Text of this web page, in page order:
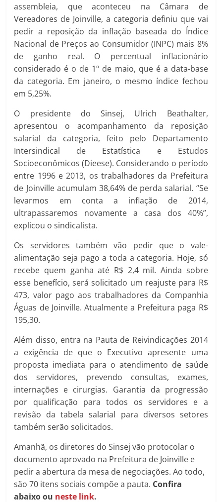
assembleia, que aconteceu na Câmara de
Vereadores de Joinville, a categoria definiu que vai
pedir a reposição da inflação baseada do Índice
Nacional de Preços ao Consumidor (INPC) mais 8%
de ganho real. O percentual inflacionário
considerado é o de 1º de maio, que é a data-base
da categoria. Em janeiro, o mesmo índice fechou
em 5,25%.
O presidente do Sinsej, Ulrich Beathalter,
apresentou o acompanhamento da reposição
salarial da categoria, feito pelo Departamento
Intersindical de Estatística e Estudos
Socioeconômicos (Dieese). Considerando o período
entre 1996 e 2013, os trabalhadores da Prefeitura
de Joinville acumulam 38,64% de perda salarial. “Se
levarmos em conta a inflação de 2014,
ultrapassaremos novamente a casa dos 40%”,
explicou o sindicalista.
Os servidores também vão pedir que o vale-
alimentação seja pago a toda a categoria. Hoje, só
recebe quem ganha até R$ 2,4 mil. Ainda sobre
esse benefício, será solicitado um reajuste para R$
473, valor pago aos trabalhadores da Companhia
Águas de Joinville. Atualmente a Prefeitura paga R$
195,30.
Além disso, entra na Pauta de Reivindicações 2014
a exigência de que o Executivo apresente uma
proposta imediata para o atendimento de saúde
dos servidores, prevendo consultas, exames,
internações e cirurgias. Garantia da progressão
por qualificação para todos os servidores e a
revisão da tabela salarial para diversos setores
também serão solicitados.
Amanhã, os diretores do Sinsej vão protocolar o
documento aprovado na Prefeitura de Joinville e
pedir a abertura da mesa de negociações. Ao todo,
são 70 itens sociais compõe a pauta. Confira
abaixo ou neste link.